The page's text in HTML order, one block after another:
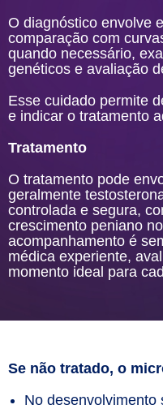
O diagnóstico envolve
comparação com
quando necessário,
genéticos e avaliação
Esse cuidado permite
e indicar o tratamento
Tratamento
O tratamento pode
geralmente
controlada e segura,
crescimento peniano
acompanhamento é
médica experiente,
momento ideal para
Se não tratado, o
No desenvolvimento